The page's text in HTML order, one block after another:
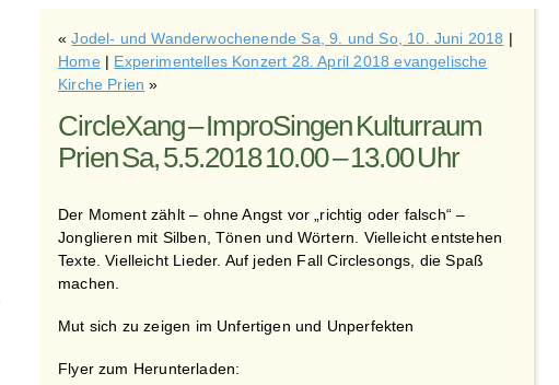
«Jodel- und Wanderwochenende Sa, 9. und So, 10. Juni 2018 |
Home | Experimentelles Konzert 28. April 2018 evangelische
Kirche Prien »
CircleXang – ImproSingen Kulturraum
Prien Sa, 5.5.2018 10.00 – 13.00 Uhr
Der Moment zählt – ohne Angst vor „richtig oder falsch“ –
Jonglieren mit Silben, Tönen und Wörtern. Vielleicht entstehen
Texte. Vielleicht Lieder. Auf jeden Fall Circlesongs, die Spaß
machen.
Mut sich zu zeigen im Unfertigen und Unperfekten
Flyer zum Herunterladen: